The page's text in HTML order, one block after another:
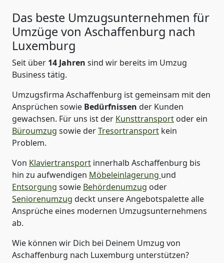
Das beste Umzugsunternehmen für
Umzüge von Aschaffenburg nach
Luxemburg
Seit über 14 Jahren sind wir bereits im Umzug
Business tätig.
Umzugsfirma Aschaffenburg ist gemeinsam mit den
Ansprüchen sowie Bedürfnissen der Kunden
gewachsen. Für uns ist der Kunsttransport oder ein
Büroumzug sowie derTresortransport kein
Problem.
Von Klaviertransport innerhalb Aschaffenburg bis
hin zu aufwendigen Möbeleinlagerung und
Entsorgung sowie Behördenumzug oder
Seniorenumzug deckt unsere Angebotspalette alle
Ansprüche eines modernen Umzugsunternehmens
ab.
Wie können wir Dich bei Deinem Umzug von
Aschaffenburg nach Luxemburg unterstützen?